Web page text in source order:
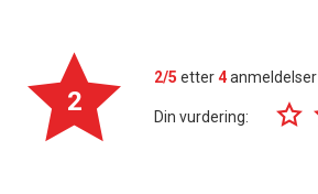
2
2/5 etter4anmeldelser
Din vurdering: